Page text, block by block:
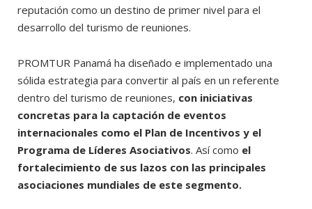
reputación como un destino de primer nivel para el
desarrollo del turismo de reuniones.
PROMTUR Panamá ha diseñado e implementado una
sólida estrategia para convertir al país en un referente
dentro del turismo de reuniones, con iniciativas
concretas para la captación de eventos
internacionales como el Plan de Incentivos y el
Programa de Líderes Asociativos. Así como el
fortalecimiento de sus lazos con las principales
asociaciones mundiales de este segmento.